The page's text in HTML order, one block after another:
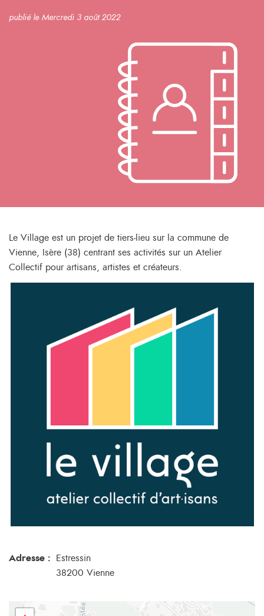
publié le Mercredi 3 août 2022
Le Village est un projet de tiers-lieu sur la commune de
Vienne, Isère (38) centrant ses activités sur un Atelier
Collectif pour artisans, artistes et créateurs.
Adresse :
Estressin
38200 Vienne